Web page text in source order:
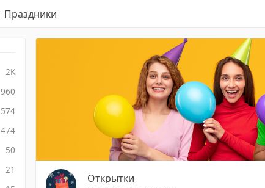
Праздники
2K
960
574
474
50
21
Открытки